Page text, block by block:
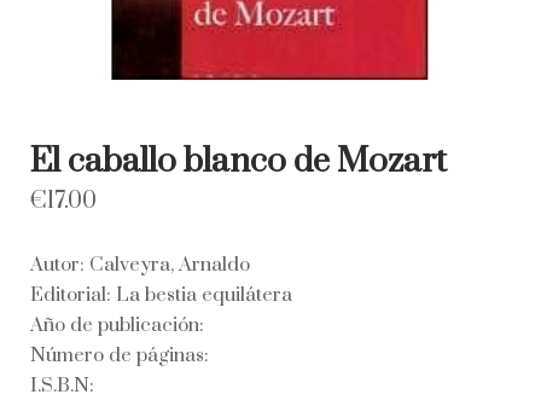
El caballo blanco de Mozart
€17.00
Autor: Calveyra, Arnaldo
Editorial: La bestia equilátera
Año de publicación:
Número de páginas:
I.S.B.N: